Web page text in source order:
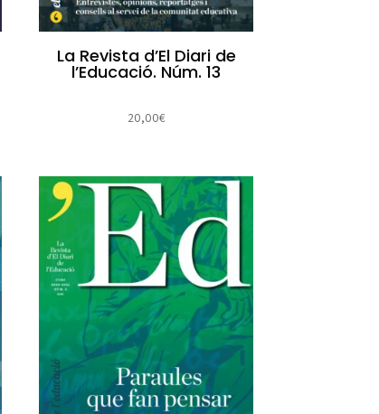
La Revista d’El Diari de
l’Educació. Núm. 13
20,00€